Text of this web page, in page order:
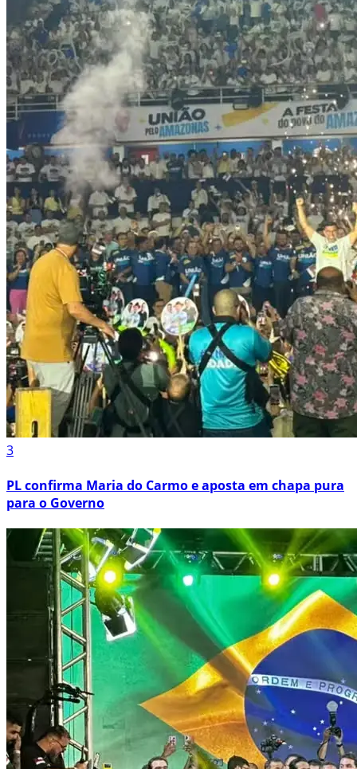
3
PL confirma Maria do Carmo e aposta em chapa pura
para o Governo